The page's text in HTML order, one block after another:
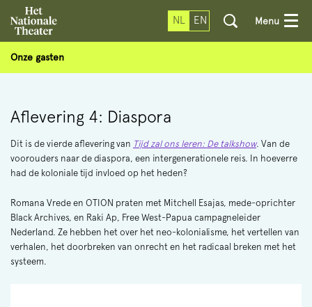
NL EN Menu
Onze gasten
Aflevering 4: Diaspora
Dit is de vierde aflevering van Tijd zal ons leren: De talkshow. Van de
voorouders naar de diaspora, een intergenerationele reis. In hoeverre
had de koloniale tijd invloed op het heden?
Romana Vrede en OTION praten met Mitchell Esajas, mede-oprichter
Black Archives, en Raki Ap, Free West-Papua campagneleider
Nederland. Ze hebben het over het neo-kolonialisme, het vertellen van
verhalen, het doorbreken van onrecht en het radicaal breken met het
systeem.